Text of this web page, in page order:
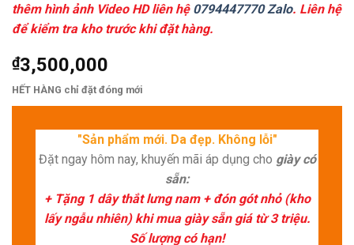
thêm hình ảnh Video HD liên hệ 0794447770 Zalo. Liên hệ
để kiểm tra kho trước khi đặt hàng.
₫3,500,000
HẾT HÀNG chỉ đặt đóng mới
"Sản phẩm mới. Da đẹp. Không lỗi"
Đặt ngay hôm nay, khuyến mãi áp dụng cho giày có
sẵn:
+ Tặng 1 dây thắt lưng nam + đón gót nhỏ (kho
lấy ngẫu nhiên) khi mua giày sẵn giá từ 3 triệu.
Số lượng có hạn!